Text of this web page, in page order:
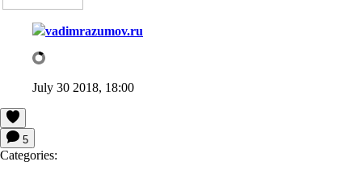
vadimrazumov.ru
July 30 2018, 18:00
5
Categories: